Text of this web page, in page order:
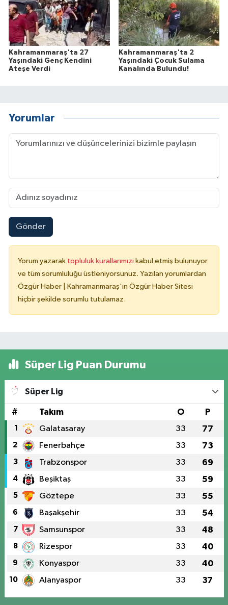
Kahramanmaraş'ta 27
Yaşındaki Genç Kendini
Ateşe Verdi
Kahramanmaraş'ta 2
Yaşındaki Çocuk Sulama
Kanalında Bulundu!
Yorumlar
Gönder
Yorum yazarak topluluk kurallarımızı kabul etmiş bulunuyor
ve tüm sorumluluğu üstleniyorsunuz. Yazılan yorumlardan
Özgür Haber | Kahramanmaraş'ın Özgür Haber Sitesi
hiçbir şekilde sorumlu tutulamaz.
Süper Lig Puan Durumu
Süper Lig
# Takım O P
1 Galatasaray 33 77
2 Fenerbahçe 33 73
3 Trabzonspor 33 69
4 Beşiktaş 33 59
5 Göztepe 33 55
6 Başakşehir 33 54
7 Samsunspor 33 48
8 Rizespor 33 40
9 Konyaspor 33 40
10 Alanyaspor 33 37